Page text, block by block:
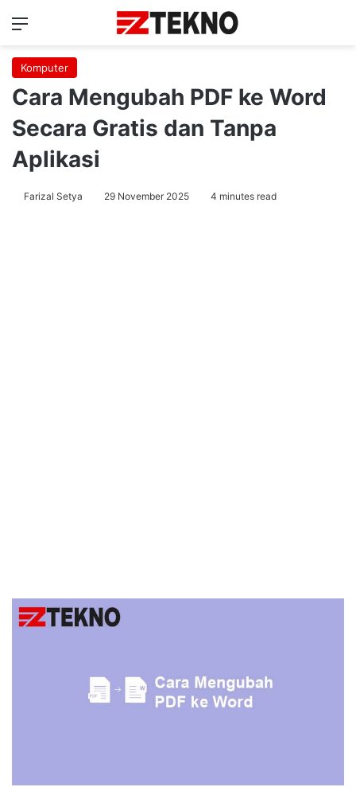
Menu
Komputer
Cara Mengubah PDF ke Word
Secara Gratis dan Tanpa
Aplikasi
Farizal Setya 29 November 2025 4 minutes read